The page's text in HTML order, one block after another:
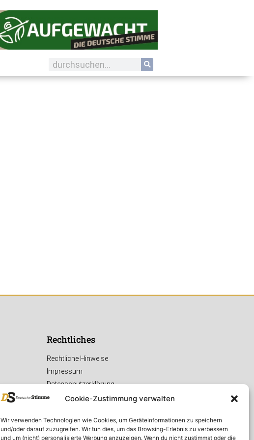
Cookie-Zustimmung verwalten
Wir verwenden Technologien wie Cookies, um Geräteinformationen zu speichern
und/oder darauf zuzugreifen. Wir tun dies, um das Browsing-Erlebnis zu verbessern
und um (nicht) personalisierte Werbung anzuzeigen. Wenn du nicht zustimmst oder die
Rechtliches
Rechtliche Hinweise
Impressum
Datenschutzerklärung